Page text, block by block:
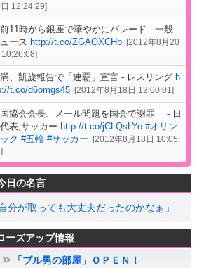
12:24:29]
11時から銀座で華やかにパレード - 一般
ース http://t.co/ZGAQXCHb [2012年8月20
10:26:08]
、凱旋報告で「連覇」宣言 - レスリング h
t.co/d6omgs45 [2012年8月18日 12:00:01 ]
協会会長、メール問題を国会で謝罪 - 日
表,サッカー http://t.co/jCLQsLYo #オリン
ク #五輪 #サッカー [2012年8月18日 10:05:
]
日の名言
自分が取っても大丈夫だったのかなぁ」
ーズアップ情報
「ブル男の部屋」ＯＰＥＮ！